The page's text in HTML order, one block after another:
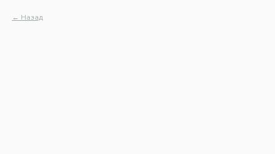
Назад